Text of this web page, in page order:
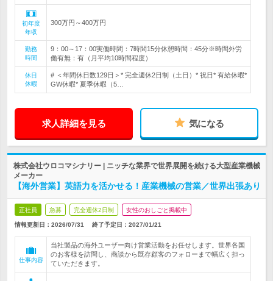
初年度
年収
300万円～400万円
勤務
時間
9：00～17：00実働時間：7時間15分休憩時間：45分※時間外労
働有無：有（月平均10時間程度）
休日
休暇
# ＜年間休日数129日＞* 完全週休2日制（土日）* 祝日* 有給休暇*
GW休暇* 夏季休暇（5…
求人詳細を見る 気になる
株式会社ウロコマシナリー | ニッチな業界で世界展開を続ける大型産業機械
メーカー
【海外営業】英語力を活かせる！産業機械の営業／世界出張あり
正社員 急募 完全週休2日制 女性のおしごと掲載中
情報更新日：2026/07/31 終了予定日： 2027/01/21
仕事内容
当社製品の海外ユーザー向け営業活動をお任せします。世界各国
のお客様を訪問し、商談から既存顧客のフォローまで幅広く担っ
ていただきます。